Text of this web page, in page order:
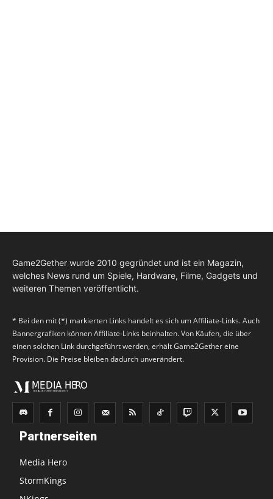
Game2Gether wurde 2010 gegründet und ist ein Magazin,
welches News rund um Spiele, Hardware, Filme, Gadgets und
weiteren Themen veröffentlicht.
* Bei den mit (*) markierten Links handelt es sich um Affiliate-Links. Auch
Bannergrafiken können Affiliate-Links beinhalten. Von Käufen, die über
einen solchen Link durchgeführt werden, erhält Game2Gether eine
Provision. Die Preise bleiben dadurch unverändert.
Partnerseiten
Media Hero
StormKings